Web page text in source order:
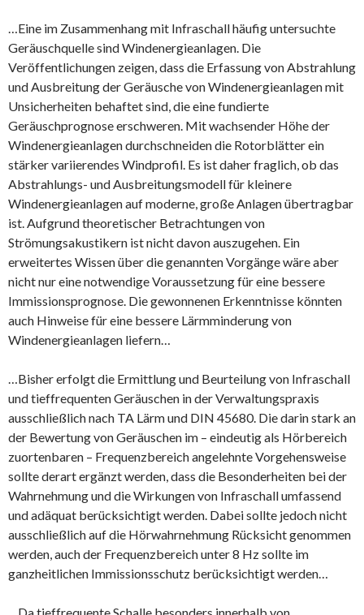
…Eine im Zusammenhang mit Infraschall häufig untersuchte
Geräuschquelle sind Windenergieanlagen. Die
Veröffentlichungen zeigen, dass die Erfassung von Abstrahlung
und Ausbreitung der Geräusche von Windenergieanlagen mit
Unsicherheiten behaftet sind, die eine fundierte
Geräuschprognose erschweren. Mit wachsender Höhe der
Windenergieanlagen durchschneiden die Rotorblätter ein
stärker variierendes Windprofil. Es ist daher fraglich, ob das
Abstrahlungs- und Ausbreitungsmodell für kleinere
Windenergieanlagen auf moderne, große Anlagen übertragbar
ist. Aufgrund theoretischer Betrachtungen von
Strömungsakustikern ist nicht davon auszugehen. Ein
erweitertes Wissen über die genannten Vorgänge wäre aber
nicht nur eine notwendige Voraussetzung für eine bessere
Immissionsprognose. Die gewonnenen Erkenntnisse könnten
auch Hinweise für eine bessere Lärmminderung von
Windenergieanlagen liefern…
…Bisher erfolgt die Ermittlung und Beurteilung von Infraschall
und tieffrequenten Geräuschen in der Verwaltungspraxis
ausschließlich nach TA Lärm und DIN 45680. Die darin stark an
der Bewertung von Geräuschen im – eindeutig als Hörbereich
zuortenbaren – Frequenzbereich angelehnte Vorgehensweise
sollte derart ergänzt werden, dass die Besonderheiten bei der
Wahrnehmung und die Wirkungen von Infraschall umfassend
und adäquat berücksichtigt werden. Dabei sollte jedoch nicht
ausschließlich auf die Hörwahrnehmung Rücksicht genommen
werden, auch der Frequenzbereich unter 8 Hz sollte im
ganzheitlichen Immissionsschutz berücksichtigt werden…